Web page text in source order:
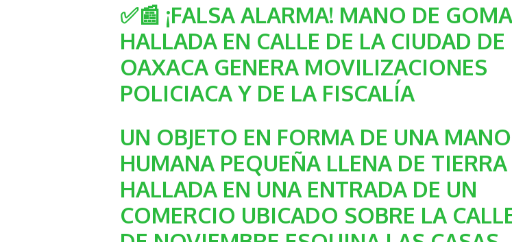
✅📰 ¡FALSA ALARMA! MANO DE GOMA
HALLADA EN CALLE DE LA CIUDAD DE
OAXACA GENERA MOVILIZACIONES
POLICIACA Y DE LA FISCALÍA
UN OBJETO EN FORMA DE UNA MANO
HUMANA PEQUEÑA LLENA DE TIERRA
HALLADA EN UNA ENTRADA DE UN
COMERCIO UBICADO SOBRE LA